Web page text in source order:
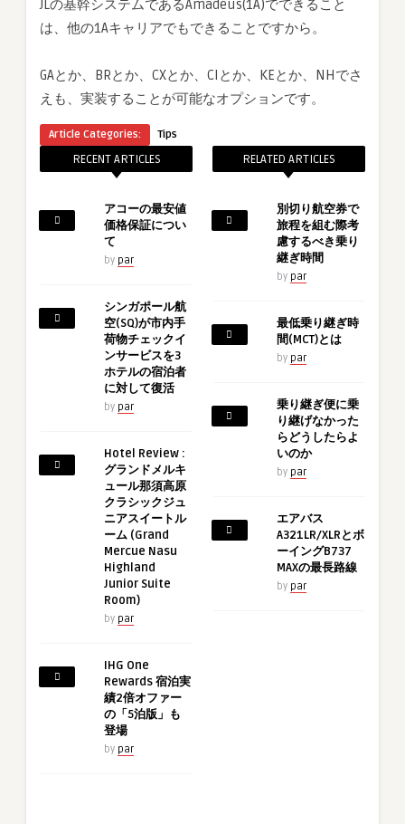
JLの基幹システムであるAmadeus(1A)でできること
は、他の1Aキャリアでもできることですから。
GAとか、BRとか、CXとか、CIとか、KEとか、NHでさ
えも、実装することが可能なオプションです。
Article Categories: Tips
RECENT ARTICLES
アコーの最安値
価格保証につい
て
by par
シンガポール航
空(SQ)が市内手
荷物チェックイ
ンサービスを3
ホテルの宿泊者
に対して復活
by par
Hotel Review :
グランドメルキ
ュール那須高原
クラシックジュ
ニアスイートル
ーム (Grand
Mercue Nasu
Highland
Junior Suite
Room)
by par
IHG One
Rewards 宿泊実
績2倍オファー
の「5泊版」も
登場
by par
RELATED ARTICLES
別切り航空券で
旅程を組む際考
慮するべき乗り
継ぎ時間
by par
最低乗り継ぎ時
間(MCT)とは
by par
乗り継ぎ便に乗
り継げなかった
らどうしたらよ
いのか
by par
エアバス
A321LR/XLRとボ
ーイングB737
MAXの最長路線
by par